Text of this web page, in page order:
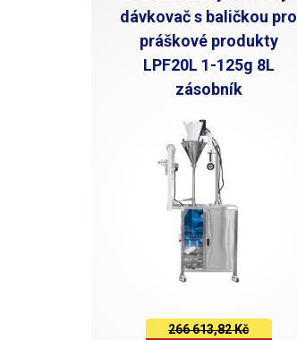
dávkovač s baličkou pro
práškové produkty
LPF20L 1-125g 8L
zásobník
266 613,82 Kč